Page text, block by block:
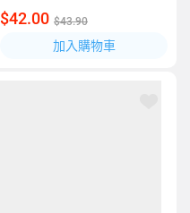
$42.00 $43.90
加入購物車